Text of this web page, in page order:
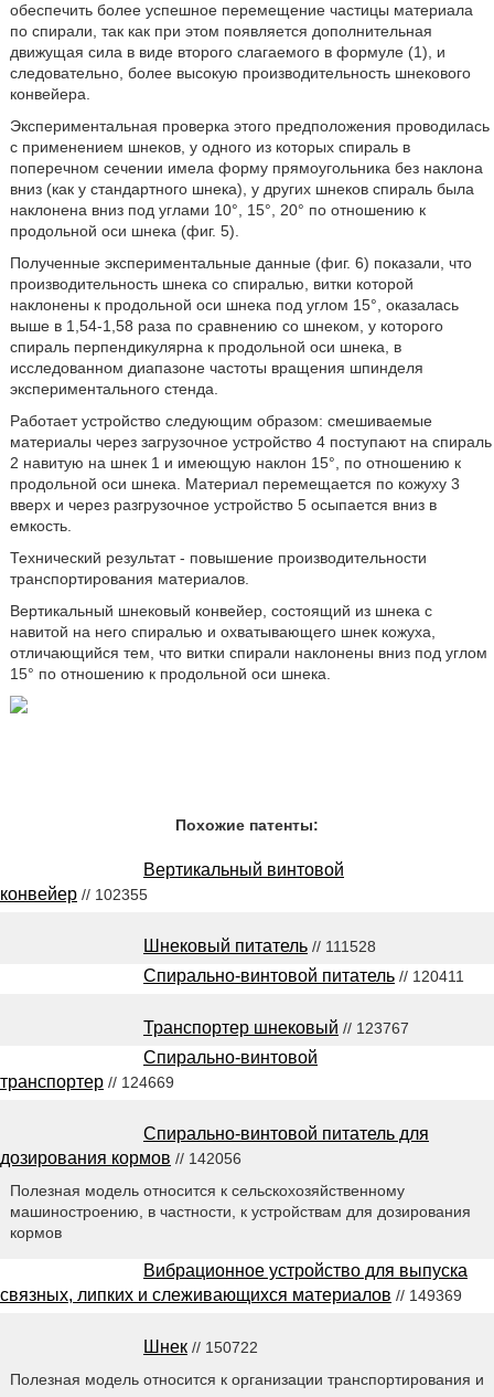
обеспечить более успешное перемещение частицы материала
по спирали, так как при этом появляется дополнительная
движущая сила в виде второго слагаемого в формуле (1), и
следовательно, более высокую производительность шнекового
конвейера.
Экспериментальная проверка этого предположения проводилась
с применением шнеков, у одного из которых спираль в
поперечном сечении имела форму прямоугольника без наклона
вниз (как у стандартного шнека), у других шнеков спираль была
наклонена вниз под углами 10°, 15°, 20° по отношению к
продольной оси шнека (фиг. 5).
Полученные экспериментальные данные (фиг. 6) показали, что
производительность шнека со спиралью, витки которой
наклонены к продольной оси шнека под углом 15°, оказалась
выше в 1,54-1,58 раза по сравнению со шнеком, у которого
спираль перпендикулярна к продольной оси шнека, в
исследованном диапазоне частоты вращения шпинделя
экспериментального стенда.
Работает устройство следующим образом: смешиваемые
материалы через загрузочное устройство 4 поступают на спираль
2 навитую на шнек 1 и имеющую наклон 15°, по отношению к
продольной оси шнека. Материал перемещается по кожуху 3
вверх и через разгрузочное устройство 5 осыпается вниз в
емкость.
Технический результат - повышение производительности
транспортирования материалов.
Вертикальный шнековый конвейер, состоящий из шнека с
навитой на него спиралью и охватывающего шнек кожуха,
отличающийся тем, что витки спирали наклонены вниз под углом
15° по отношению к продольной оси шнека.
Похожие патенты:
Вертикальный винтовой
конвейер // 102355
Шнековый питатель // 111528
Спирально-винтовой питатель // 120411
Транспортер шнековый // 123767
Спирально-винтовой
транспортер // 124669
Спирально-винтовой питатель для
дозирования кормов // 142056
Полезная модель относится к сельскохозяйственному
машиностроению, в частности, к устройствам для дозирования
кормов
Вибрационное устройство для выпуска
связных, липких и слеживающихся материалов // 149369
Шнек // 150722
Полезная модель относится к организации транспортирования и